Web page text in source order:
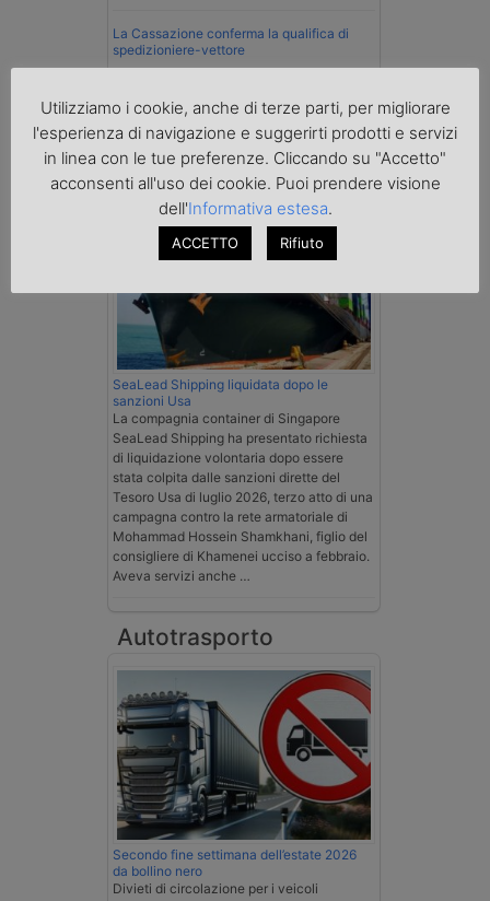
La Cassazione conferma la qualifica di
spedizioniere-vettore
su tutta la filiera
Mare
SeaLead Shipping liquidata dopo le
sanzioni Usa
La compagnia container di Singapore
SeaLead Shipping ha presentato richiesta
di liquidazione volontaria dopo essere
stata colpita dalle sanzioni dirette del
Tesoro Usa di luglio 2026, terzo atto di una
campagna contro la rete armatoriale di
Mohammad Hossein Shamkhani, figlio del
consigliere di Khamenei ucciso a febbraio.
Aveva servizi anche …
Autotrasporto
Secondo fine settimana dell’estate 2026
da bollino nero
Divieti di circolazione per i veicoli
Utilizziamo i cookie, anche di terze parti, per migliorare
l'esperienza di navigazione e suggerirti prodotti e servizi
in linea con le tue preferenze. Cliccando su "Accetto"
acconsenti all'uso dei cookie. Puoi prendere visione
dell'Informativa estesa.
ACCETTO Rifiuto